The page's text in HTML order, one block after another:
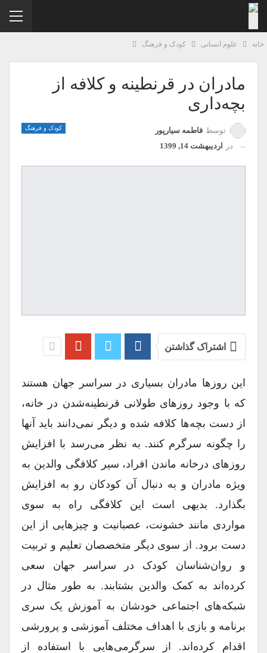
علوم انسانی کودک و فرهنگ
مادران در قرنطینه و کلافه از
بچه‌داری
کودک و فرهنگ توسطفاطمه سیارپور
دراردیبهشت 14, 1399
اشتراک گذاشتن
این روزها مادران بسیاری در سراسر جهان هستند
که با وجود روزهای طولانی قرنطینه‌شدن در خانه،
از دست بچه‌ها کلافه شده و دیگر نمی‌دانند باید آنها
را چگونه سرگرم کنند. به نظر می‌رسد با افزایش
روزهای درخانه ماندن افراد، سیر کلافگی والدین به
ویژه مادران و به دنبال آن کودکان رو به افزایش
بگذارد. بدیهی است این کلافگی راه به سوی
مواردی مانند خشونت، عصبانیت و چیزهایی از این
دست برود. از سوی دیگر متخصصان تعلیم و تربیت
و روان‌شناسان کودک در سراسر جهان سعی
کرده‌اند به کمک والدین بشتابند. به طور مثال در
شبکه‌های اجتماعی خودشان به آموزش یک سری
برنامه و بازی با اهداف مختلف آموزشی و پرورشی
اقدام کرده‌اند. از سرگرمی‌هایی با استفاده از